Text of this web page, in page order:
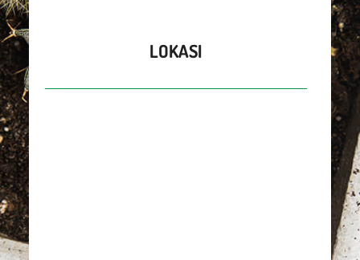
LOKASI